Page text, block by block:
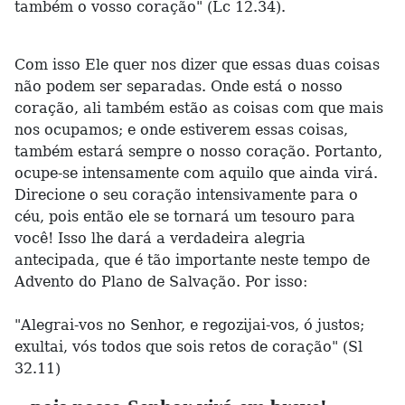
também o vosso coração" (Lc 12.34).
Com isso Ele quer nos dizer que essas duas coisas
não podem ser separadas. Onde está o nosso
coração, ali também estão as coisas com que mais
nos ocupamos; e onde estiverem essas coisas,
também estará sempre o nosso coração. Portanto,
ocupe-se intensamente com aquilo que ainda virá.
Direcione o seu coração intensivamente para o
céu, pois então ele se tornará um tesouro para
você! Isso lhe dará a verdadeira alegria
antecipada, que é tão importante neste tempo de
Advento do Plano de Salvação. Por isso:
"Alegrai-vos no Senhor, e regozijai-vos, ó justos;
exultai, vós todos que sois retos de coração" (Sl
32.11)